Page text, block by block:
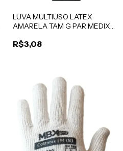
LUVA MULTIUSO LATEX
AMARELA TAM G PAR MEDIX
R$3,08